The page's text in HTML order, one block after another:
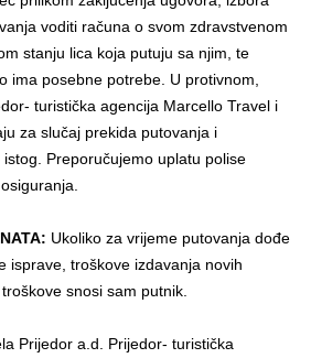
voditi računa o svom zdravstvenom
stanju lica koja putuju sa njim, te
ima posebne potrebe. U protivnom,
turistička agencija Marcello Travel i
za slučaj prekida putovanja i
Preporučujemo uplatu polise
Ukoliko za vrijeme putovanja dođe
isprave, troškove izdavanja novih
snosi sam putnik.
Prijedor a.d. Prijedor- turistička